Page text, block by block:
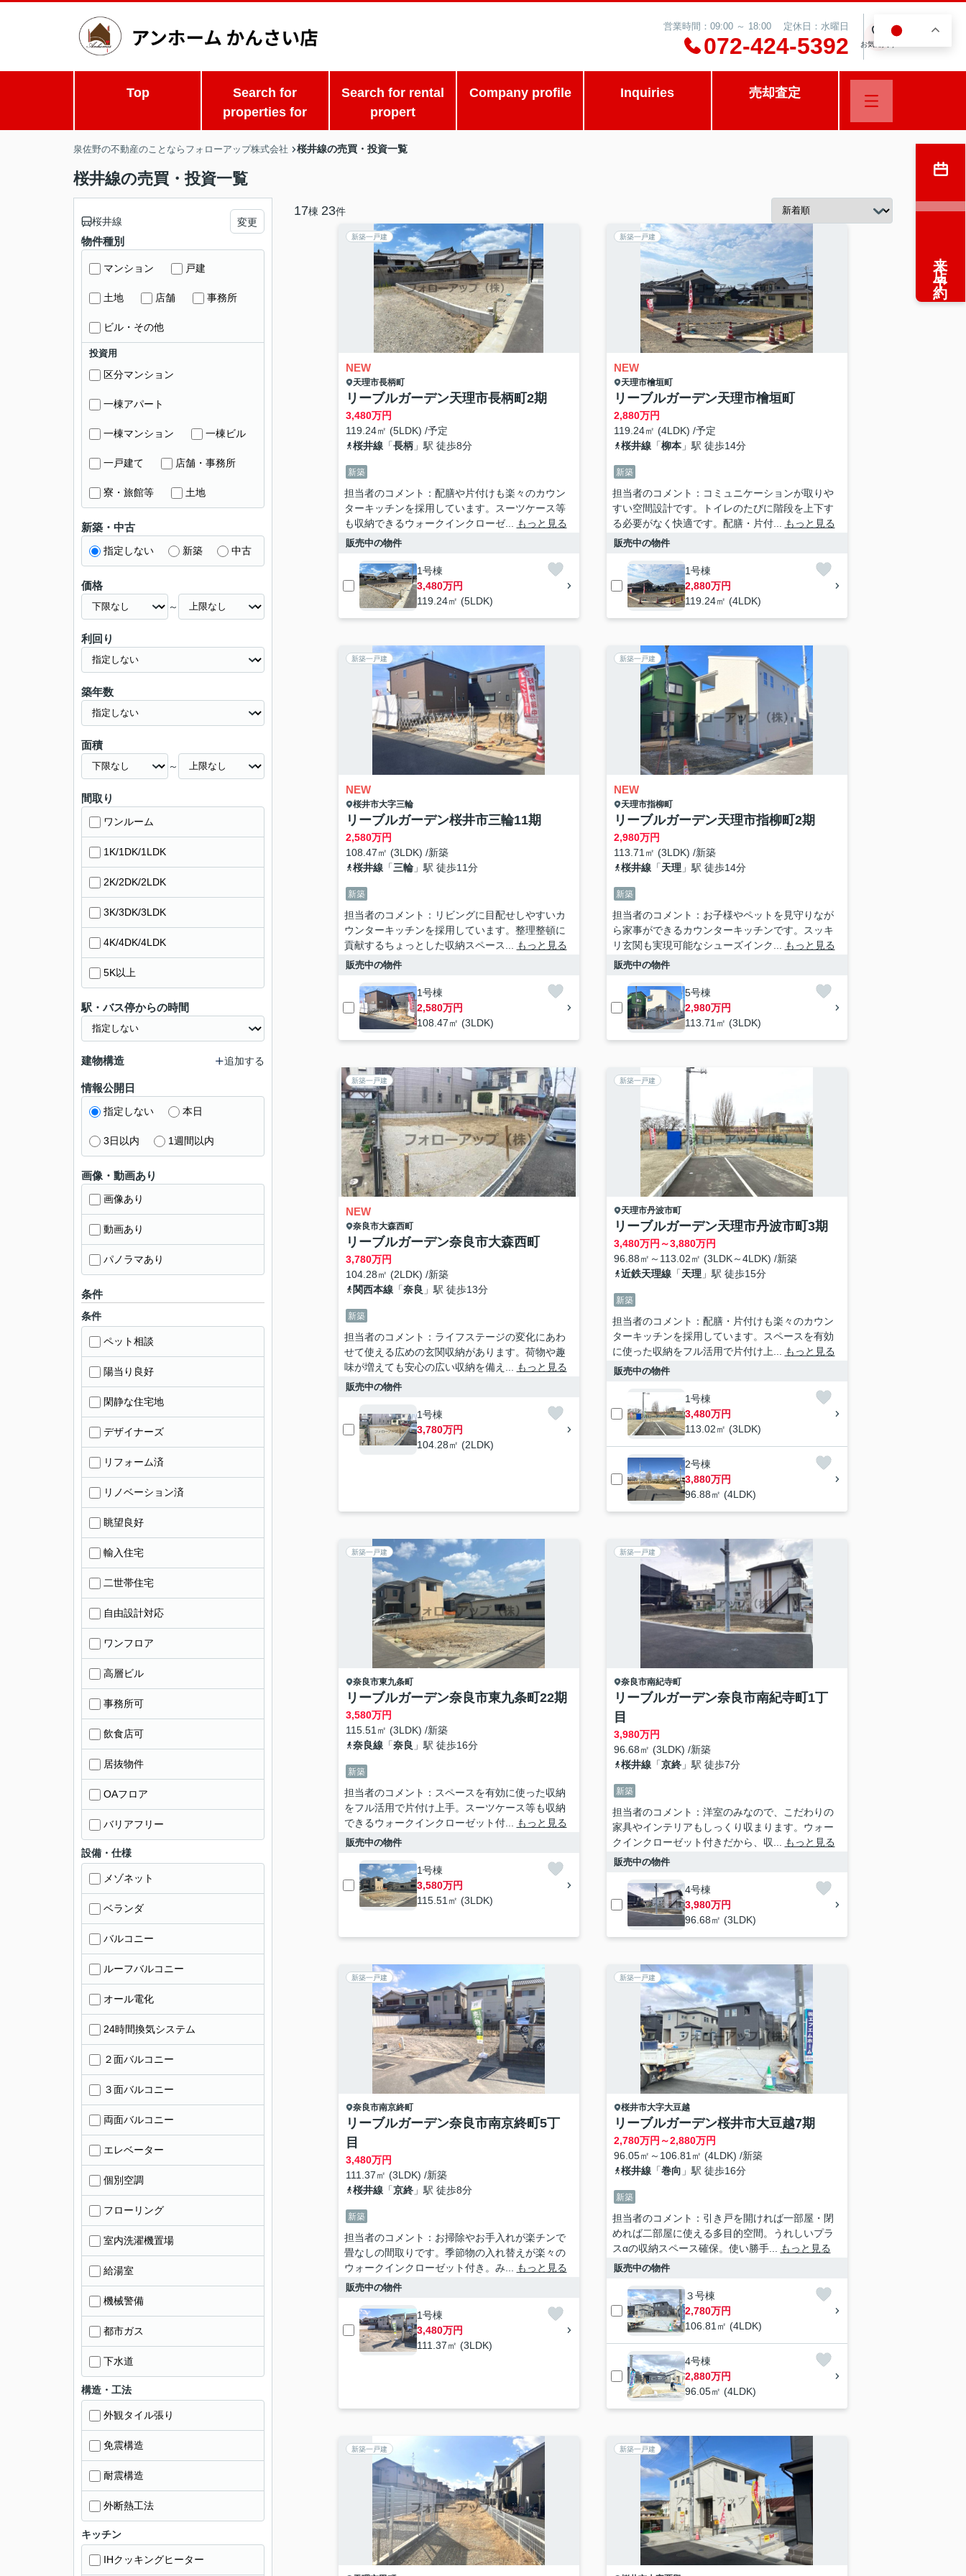
営業時間：09:00 ～ 18:00 定休日：水曜日
072-424-5392 お気に入り
Top
Search for
properties for
Search for rental
propert
Company profile Inquiries 売却査定
泉佐野の不動産のことならフォローアップ株式会社 桜井線の売買・投資一覧
桜井線の売買・投資一覧
17棟 23件
新築一戸建
NEW
天理市長柄町
リーブルガーデン天理市長柄町2期
3,480万円
119.24㎡ (5LDK) /予定
桜井線「長柄」駅 徒歩8分
新築
担当者のコメント：配膳や片付けも楽々のカウン
ターキッチンを採用しています。スーツケース等
も収納できるウォークインクローゼ...
もっと見る
販売中の物件
1号棟
3,480万円
119.24㎡ (5LDK)
新築一戸建
NEW
天理市檜垣町
リーブルガーデン天理市檜垣町
2,880万円
119.24㎡ (4LDK) /予定
桜井線「柳本」駅 徒歩14分
新築
担当者のコメント：コミュニケーションが取りや
すい空間設計です。トイレのたびに階段を上下す
る必要がなく快適です。配膳・片付...
もっと見る
販売中の物件
1号棟
2,880万円
119.24㎡ (4LDK)
新築一戸建
NEW
桜井市大字三輪
リーブルガーデン桜井市三輪11期
2,580万円
108.47㎡ (3LDK) /新築
桜井線「三輪」駅 徒歩11分
新築
担当者のコメント：リビングに目配せしやすいカ
ウンターキッチンを採用しています。整理整頓に
貢献するちょっとした収納スペース...
もっと見る
販売中の物件
1号棟
2,580万円
108.47㎡ (3LDK)
新築一戸建
NEW
天理市指柳町
リーブルガーデン天理市指柳町2期
2,980万円
113.71㎡ (3LDK) /新築
桜井線「天理」駅 徒歩14分
新築
担当者のコメント：お子様やペットを見守りなが
ら家事ができるカウンターキッチンです。スッキ
リ玄関も実現可能なシューズインク...
もっと見る
販売中の物件
5号棟
2,980万円
113.71㎡ (3LDK)
新築一戸建
NEW
奈良市大森西町
リーブルガーデン奈良市大森西町
3,780万円
104.28㎡ (2LDK) /新築
関西本線「奈良 」駅 徒歩13分
新築
担当者のコメント：ライフステージの変化にあわ
せて使える広めの玄関収納があります。荷物や趣
味が増えても安心の広い収納を備え...
もっと見る
販売中の物件
1号棟
3,780万円
104.28㎡ (2LDK)
新築一戸建
天理市丹波市町
リーブルガーデン天理市丹波市町3期
3,480万円～3,880万円
96.88㎡～113.02㎡ (3LDK～4LDK) /新築
近鉄天理線「天理」駅 徒歩15分
新築
担当者のコメント：配膳・片付けも楽々のカウン
ターキッチンを採用しています。スペースを有効
に使った収納をフル活用で片付け上...
もっと見る
販売中の物件
1号棟
3,480万円
113.02㎡ (3LDK)
2号棟
3,880万円
96.88㎡ (4LDK)
新築一戸建
奈良市東九条町
リーブルガーデン奈良市東九条町22期
3,580万円
115.51㎡ (3LDK) /新築
奈良線「奈良 」駅 徒歩16分
新築
担当者のコメント：スペースを有効に使った収納
をフル活用で片付け上手。スーツケース等も収納
できるウォークインクローゼット付...
もっと見る
販売中の物件
1号棟
3,580万円
115.51㎡ (3LDK)
新築一戸建
奈良市南紀寺町
リーブルガーデン奈良市南紀寺町1丁
目
3,980万円
96.68㎡ (3LDK) /新築
桜井線「京終」駅 徒歩7分
新築
担当者のコメント：洋室のみなので、こだわりの
家具やインテリアもしっくり収まります。ウォー
クインクローゼット付きだから、収...
もっと見る
販売中の物件
4号棟
3,980万円
96.68㎡ (3LDK)
新築一戸建
奈良市南京終町
リーブルガーデン奈良市南京終町5丁
目
3,480万円
111.37㎡ (3LDK) /新築
桜井線「京終」駅 徒歩8分
新築
担当者のコメント：お掃除やお手入れが楽チンで
畳なしの間取りです。季節物の入れ替えが楽々の
ウォークインクローゼット付き。み...
もっと見る
販売中の物件
1号棟
3,480万円
111.37㎡ (3LDK)
新築一戸建
桜井市大字大豆越
リーブルガーデン桜井市大豆越7期
2,780万円～2,880万円
96.05㎡～106.81㎡ (4LDK) /新築
桜井線「巻向 」駅 徒歩16分
新築
担当者のコメント：引き戸を開ければ一部屋・閉
めれば二部屋に使える多目的空間。うれしいプラ
スαの収納スペース確保。使い勝手...
もっと見る
販売中の物件
３号棟
2,780万円
106.81㎡ (4LDK)
4号棟
2,880万円
96.05㎡ (4LDK)
新築一戸建 新築一戸建
桜井線 変更
物件種別
マンション 戸建
土地 店舗 事務所
ビル・その他
投資用
区分マンション
一棟アパート
一棟マンション 一棟ビル
一戸建て 店舗・事務所
寮・旅館等 土地
新築・中古
指定しない 新築 中古
価格
～
利回り
築年数
面積
～
間取り
ワンルーム
1K/1DK/1LDK
2K/2DK/2LDK
3K/3DK/3LDK
4K/4DK/4LDK
5K以上
駅・バス停からの時間
建物構造 追加する
情報公開日
指定しない 本日
3日以内 1週間以内
画像・動画あり
画像あり
動画あり
パノラマあり
条件
条件
ペット相談
陽当り良好
閑静な住宅地
デザイナーズ
リフォーム済
リノベーション済
眺望良好
輸入住宅
二世帯住宅
自由設計対応
ワンフロア
高層ビル
事務所可
飲食店可
居抜物件
OAフロア
バリアフリー
設備・仕様
メゾネット
ベランダ
バルコニー
ルーフバルコニー
オール電化
24時間換気システム
２面バルコニー
３面バルコニー
両面バルコニー
エレベーター
個別空調
フローリング
室内洗濯機置場
給湯室
機械警備
都市ガス
下水道
構造・工法
外観タイル張り
免震構造
耐震構造
外断熱工法
キッチン
IHクッキングヒーター
来店予約